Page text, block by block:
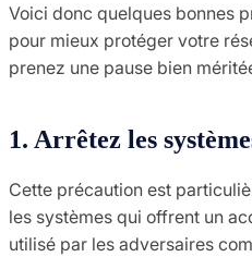
Voici donc quelques bonnes
pour mieux protéger votre
prenez une pause bien
1. Arrêtez les
Cette précaution est
les systèmes qui offrent un
utilisé par les adversaires